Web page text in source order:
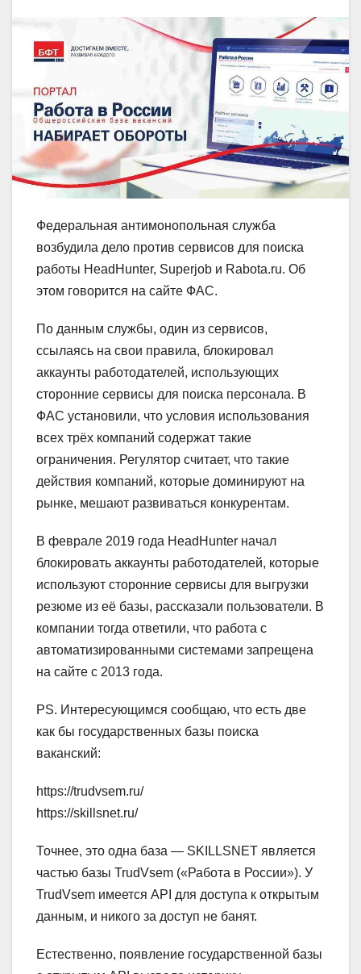
Федеральная антимонопольная служба
возбудила дело против сервисов для поиска
работы HeadHunter, Superjob и Rabota.ru. Об
этом говорится на сайте ФАС.
По данным службы, один из сервисов,
ссылаясь на свои правила, блокировал
аккаунты работодателей, использующих
сторонние сервисы для поиска персонала. В
ФАС установили, что условия использования
всех трёх компаний содержат такие
ограничения. Регулятор считает, что такие
действия компаний, которые доминируют на
рынке, мешают развиваться конкурентам.
В феврале 2019 года HeadHunter начал
блокировать аккаунты работодателей, которые
используют сторонние сервисы для выгрузки
резюме из её базы, рассказали пользователи. В
компании тогда ответили, что работа с
автоматизированными системами запрещена
на сайте с 2013 года.
PS. Интересующимся сообщаю, что есть две
как бы государственных базы поиска
ваканский:
https://trudvsem.ru/
https://skillsnet.ru/
Точнее, это одна база — SKILLSNET является
частью базы TrudVsem («Работа в России»). У
TrudVsem имеется API для доступа к открытым
данным, и никого за доступ не банят.
Естественно, появление государственной базы